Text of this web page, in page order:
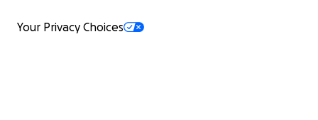
Your Privacy Choices